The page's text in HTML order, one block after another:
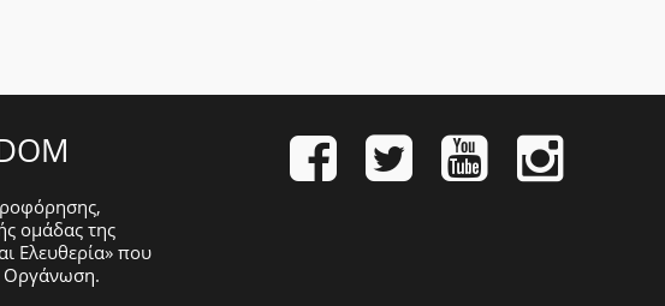
ομάδας της
Ελευθερία» που
Οργάνωση.